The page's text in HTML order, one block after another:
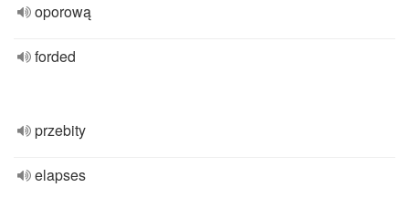
oporową
forded
przebity
elapses